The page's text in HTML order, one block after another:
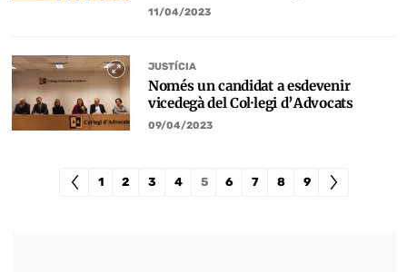
11/04/2023
JUSTÍCIA
Només un candidat a esdevenir
vicedegà del Col·legi d’Advocats
09/04/2023
1 2 3 4 5 6 7 8 9